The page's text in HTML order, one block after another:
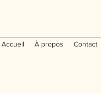
Accueil À propos Contact